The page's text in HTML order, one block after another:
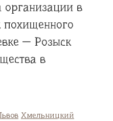
в
— Розыск
в
Хмельницкий